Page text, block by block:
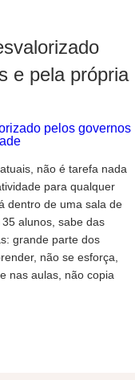
e pela própria
não é tarefa nada
para qualquer
dentro de uma sala de
alunos, sabe das
grande parte dos
não se esforça,
nas aulas, não copia